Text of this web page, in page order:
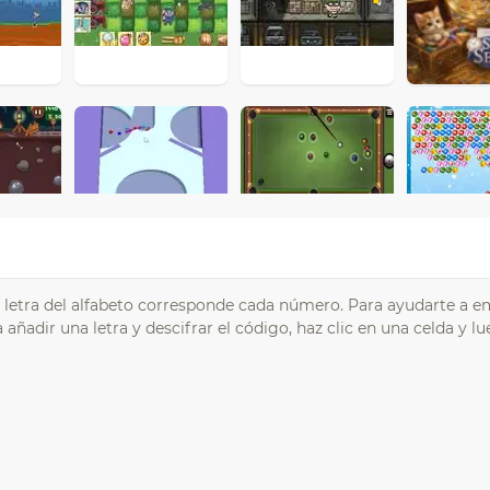
del alfabeto corresponde cada número. Para ayudarte a
una letra y descifrar el código, haz clic en una celda y